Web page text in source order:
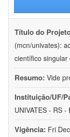
Título do
(mcn/univates):
científico
Resumo: Vide
Instituição/UF/
UNIVATES - RS -
Vigência: Fri